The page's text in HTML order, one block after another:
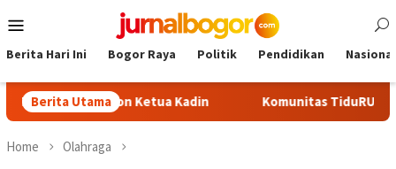
to
Menu
Berita Hari Ini Bogor Raya Politik Pendidikan Nasional
Berita Utama
Calon Ketua Kadin Komunitas TiduRUN Jajal Jalur
Home Olahraga